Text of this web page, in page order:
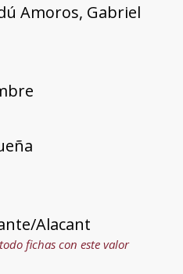
Amoros, Gabriel
Alacant
fichas con este valor